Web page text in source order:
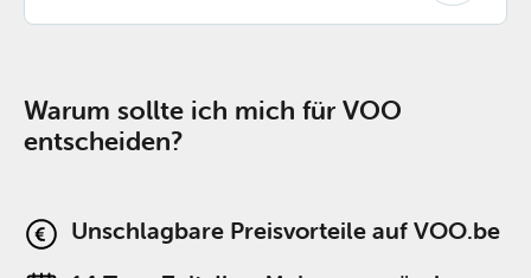
Warum sollte ich mich für VOO
entscheiden?
Unschlagbare Preisvorteile auf VOO.be